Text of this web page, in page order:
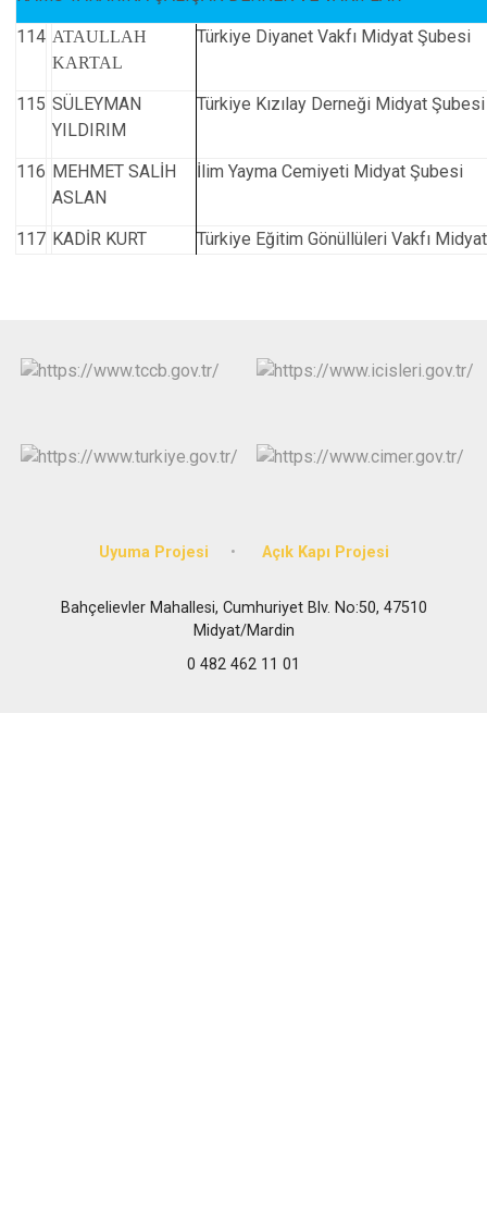
114 ATAULLAH
KARTAL
Türkiye Diyanet Vakfı Midyat Şubesi
115 SÜLEYMAN
YILDIRIM
Türkiye Kızılay Derneği Midyat Şubesi
116 MEHMET SALİH
ASLAN
İlim Yayma Cemiyeti Midyat Şubesi
117 KADİR KURT Türkiye Eğitim Gönüllüleri Vakfı
Uyuma Projesi Açık Kapı Projesi
Bahçelievler Mahallesi, Cumhuriyet Blv. No:50, 47510
Midyat/Mardin
0 482 462 11 01